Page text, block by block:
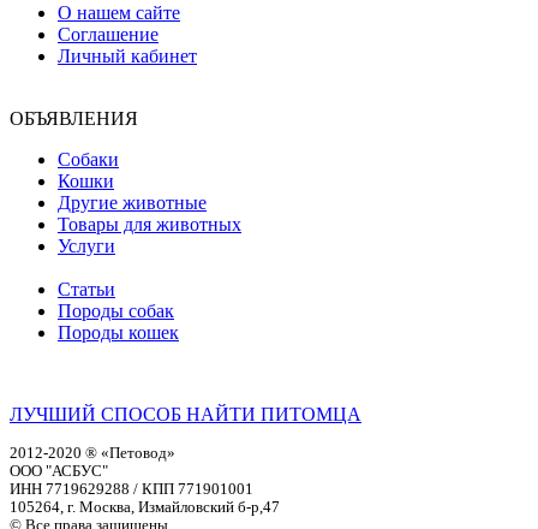
О нашем сайте
Соглашение
Личный кабинет
ОБЪЯВЛЕНИЯ
Собаки
Кошки
Другие животные
Товары для животных
Услуги
Статьи
Породы собак
Породы кошек
ЛУЧШИЙ СПОСОБ НАЙТИ ПИТОМЦА
2012-2020 ® «Петовод»
ООО "АСБУС"
ИНН 7719629288 / КПП 771901001
105264, г. Москва, Измайловский б-р,47
© Все права защищены